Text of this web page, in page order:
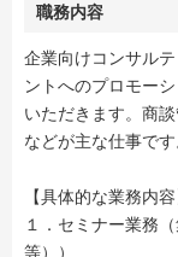
職務内容
企業向けコンサル
ントへのプロモー
いただきます。商
などが主な仕事です
【具体的な業務内容
１．セミナー業務
等））